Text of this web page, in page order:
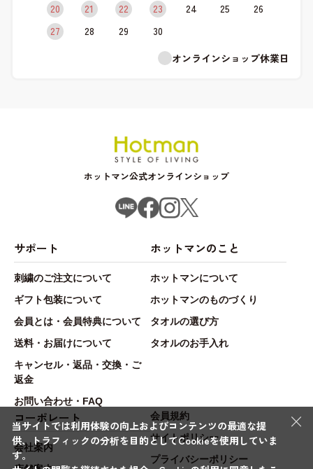
20
21 22 23 24 25
26
27
28 29
30
オンラインショップ休業日
ホットマン公式オンラインショップ
サポート
刺繍のご注文について
ギフト包装について
会員とは・会員特典について
送料・お届けについて
キャンセル・返品・交換・ご
返金
お問い合わせ・FAQ
ホットマンのこと
ホットマンについて
ホットマンのものづくり
タオルの選び方
タオルのお手入れ
コーポレート
会社案内
会員規約
サイトポリシー
プライバシーポリシー
×
当サイトでは利用体験の向上およびコンテンツの最適な提
供、トラフィックの分析を目的としてCookieを使用していま
す。